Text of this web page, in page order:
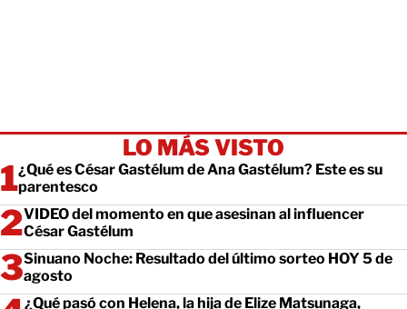
LO MÁS VISTO
¿Qué es César Gastélum de Ana Gastélum? Este es su
parentesco
VIDEO del momento en que asesinan al influencer
César Gastélum
Sinuano Noche: Resultado del último sorteo HOY 5 de
agosto
¿Qué pasó con Helena, la hija de Elize Matsunaga,